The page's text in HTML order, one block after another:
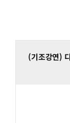
(기조강연)